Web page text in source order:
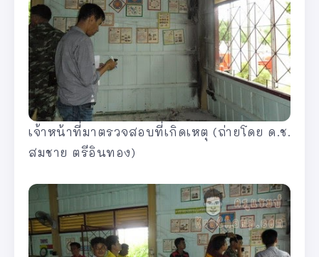
เจ้าหน้าที่มาตรวจสอบที่เกิดเหตุ (ถ่ายโดย ด.ช.
สมชาย ตรีอินทอง)